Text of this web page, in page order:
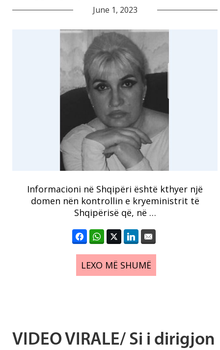
June 1, 2023
Informacioni në Shqipëri është kthyer një
domen nën kontrollin e kryeministrit të
Shqipërisë që, në …
LEXO MË SHUMË
VIDEO VIRALE/ Si i dirigjon